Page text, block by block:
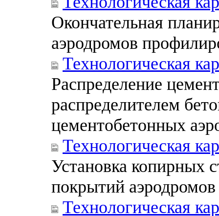
Окончательная
аэродромов
Технологическая
Распределение
распределителем
цементобетонных
Технологическая
Установка копирных
покрытий аэродромов
Технологическая